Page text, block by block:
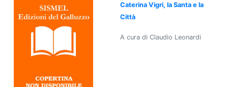
Caterina Vigri, la Santa e la
Città
A cura di Claudio Leonardi